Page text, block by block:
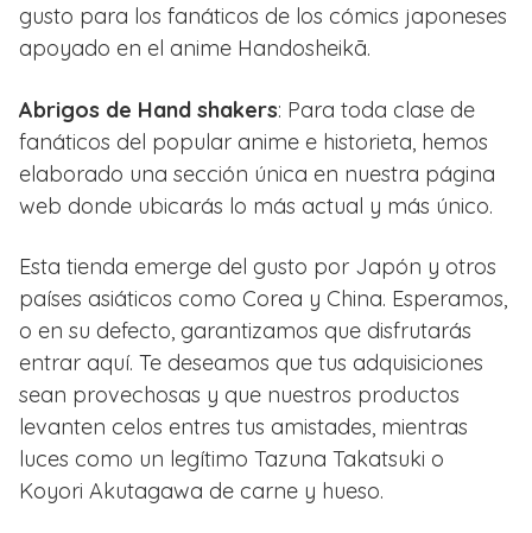
gusto para los fanáticos de los cómics japoneses
apoyado en el anime Handosheikā.
Abrigos de Hand shakers: Para toda clase de
fanáticos del popular anime e historieta, hemos
elaborado una sección única en nuestra página
web donde ubicarás lo más actual y más único.
Esta tienda emerge del gusto por Japón y otros
países asiáticos como Corea y China. Esperamos,
o en su defecto, garantizamos que disfrutarás
entrar aquí. Te deseamos que tus adquisiciones
sean provechosas y que nuestros productos
levanten celos entres tus amistades, mientras
luces como un legítimo Tazuna Takatsuki o
Koyori Akutagawa de carne y hueso.